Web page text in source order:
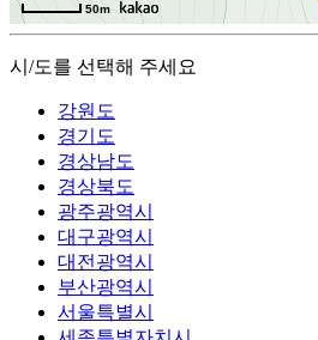
50m
시/도를 선택해 주세요
강원도
경기도
경상남도
경상북도
광주광역시
대구광역시
대전광역시
부산광역시
서울특별시